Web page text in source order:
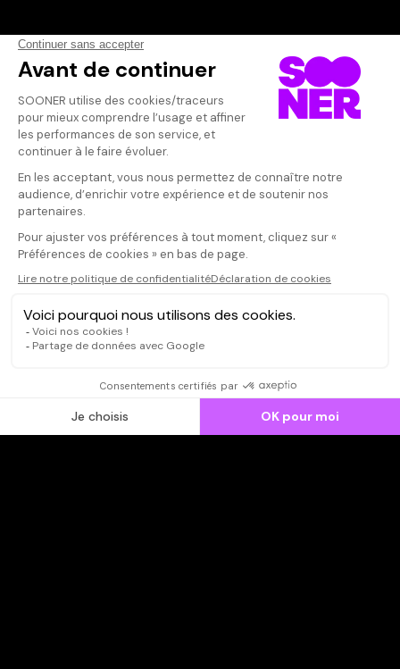
Vos avis
Donnez votre avis
Votre note
Votre commentaire
Il faut vous connecter pour
publier un avis
CONNEXION
Qui sommes-nous ?